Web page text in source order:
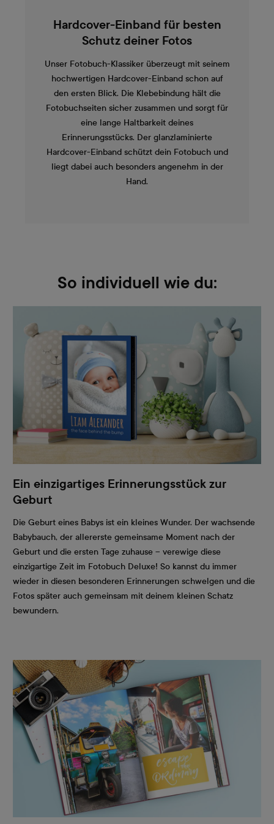
Hardcover-Einband für besten
Schutz deiner Fotos
Unser Fotobuch-Klassiker überzeugt mit seinem
hochwertigen Hardcover-Einband schon auf
den ersten Blick. Die Klebebindung hält die
Fotobuchseiten sicher zusammen und sorgt für
eine lange Haltbarkeit deines
Erinnerungsstücks. Der glanzlaminierte
Hardcover-Einband schützt dein Fotobuch und
liegt dabei auch besonders angenehm in der
Hand.
So individuell wie du:
Ein einzigartiges Erinnerungsstück zur
Geburt
Die Geburt eines Babys ist ein kleines Wunder. Der wachsende
Babybauch, der allererste gemeinsame Moment nach der
Geburt und die ersten Tage zuhause – verewige diese
einzigartige Zeit im Fotobuch Deluxe! So kannst du immer
wieder in diesen besonderen Erinnerungen schwelgen und die
Fotos später auch gemeinsam mit deinem kleinen Schatz
bewundern.